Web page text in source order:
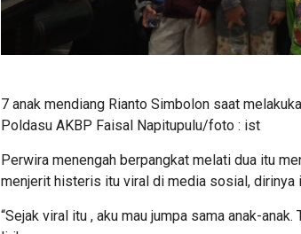
7 anak mendiang Rianto Simbolon saat
Poldasu AKBP Faisal Napitupulu/foto : ist
Perwira menengah berpangkat melati dua itu
menjerit histeris itu viral di media sosial, dirinya
“Sejak viral itu , aku mau jumpa sama anak-